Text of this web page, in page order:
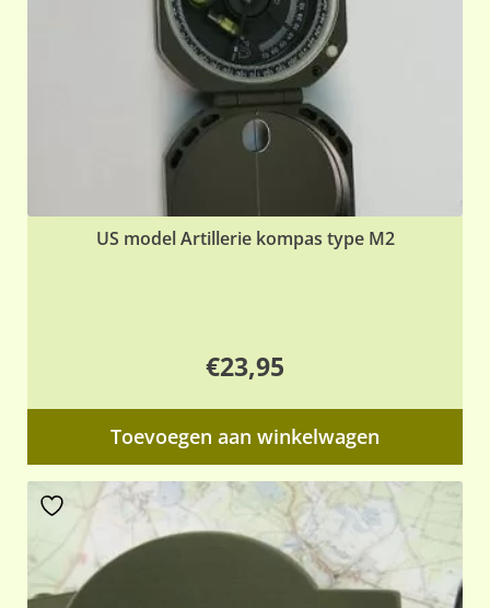
US model Artillerie kompas type M2
€23,95
Toevoegen aan winkelwagen